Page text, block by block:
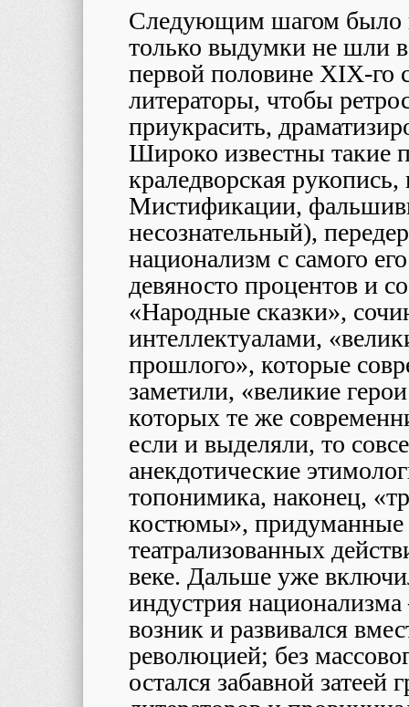
Следующим шагом было
только выдумки не шли
первой половине XIX-го
литераторы, чтобы
приукрасить,
Широко известны такие
краледворская
Мистификации,
несознательный),
национализм с самого
девяносто процентов и
«Народные сказки»,
интеллектуалами,
прошлого», которые
заметили, «великие
которых те же
если и выделяли, то
анекдотические
топонимика, наконец,
костюмы», придуманные
театрализованных
веке. Дальше уже
индустрия
возник и развивался
революцией; без
остался забавной затеей